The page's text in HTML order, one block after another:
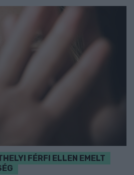
FÉRFI ELLEN EMELT